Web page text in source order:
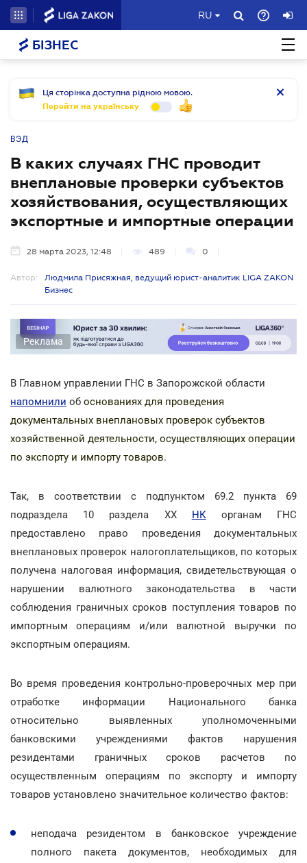
RU
БІЗНЕС
Ця сторінка доступна рідною мовою.
Перейти на українську
ВЭД
В каких случаях ГНС проводит
внеплановые проверки субъектов
хозяйствования, осуществляющих
экспортные и импортные операции
28 марта 2023, 12:48 489 0
Автор:
Людмила Присяжная, ведущий юрист-аналитик LIGA ZAKON
Бизнес
Реклама
В Главном управлении ГНС в Запорожской области
напомнили об основаниях для проведения
документальных внеплановых проверок субъектов
хозяйственной деятельности, осуществляющих операции
по экспорту и импорту товаров.
Так, в соответствии с подпунктом 69.2 пункта 69
подраздела 10 раздела ХХ НКорганам ГНС
предоставлено право проведения документальных
внеплановых проверок налогоплательщиков, по которых
получена налоговая информация, свидетельствующая о
нарушении валютного законодательства в части
соблюдения граничных сроков поступления товаров по
импортным операциям и/или валютной выручки по
экспортным операциям.
Во время проведения контрольно-проверочных мер при
отработке информации Национального банка
относительно выявленных уполномоченными
банковскими учреждениями фактов нарушения
резидентами граничных сроков расчетов по
осуществленным операциям по экспорту и импорту
товаров установлено значительное количество фактов:
неподача резидентом в банковское учреждение
полного пакета документов, необходимых для